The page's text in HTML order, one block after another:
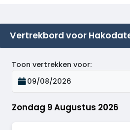
Vertrekbord voor
Zondag 9 Augustus 2026
Toon vertrekken voor:
09/08/2026